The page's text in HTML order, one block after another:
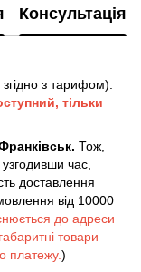
Консультація
з тарифом).
тільки
Тож,
час,
доставлення
від 10000
до адреси
товари
платежу.)